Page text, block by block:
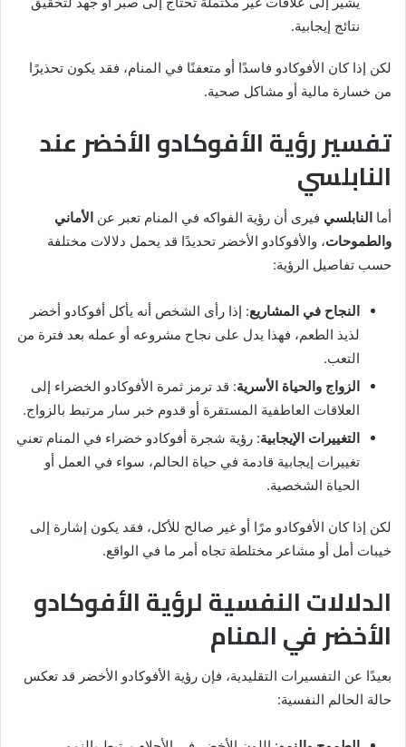
نتائج إيجابية.
لكن إذا كان الأفوكادو فاسدًا أو متعفنًا في المنام، فقد يكون تحذيرًا
من خسارة مالية أو مشاكل صحية.
تفسير رؤية الأفوكادو الأخضر عند
النابلسي
أما النابلسي فيرى أن رؤية الفواكه في المنام تعبر عن الأماني
والطموحات، والأفوكادو الأخضر تحديدًا قد يحمل دلالات مختلفة
حسب تفاصيل الرؤية:
النجاح في المشاريع: إذا رأى الشخص أنه يأكل أفوكادو أخضر
لذيذ الطعم، فهذا يدل على نجاح مشروعه أو عمله بعد فترة من
التعب.
الزواج والحياة الأسرية: قد ترمز ثمرة الأفوكادو الخضراء إلى
العلاقات العاطفية المستقرة أو قدوم خبر سار مرتبط بالزواج.
التغييرات الإيجابية: رؤية شجرة أفوكادو خضراء في المنام تعني
تغييرات إيجابية قادمة في حياة الحالم، سواء في العمل أو
الحياة الشخصية.
لكن إذا كان الأفوكادو مرًا أو غير صالح للأكل، فقد يكون إشارة إلى
خيبات أمل أو مشاعر مختلطة تجاه أمر ما في الواقع.
الدلالات النفسية لرؤية الأفوكادو
الأخضر في المنام
بعيدًا عن التفسيرات التقليدية، فإن رؤية الأفوكادو الأخضر قد تعكس
حالة الحالم النفسية: